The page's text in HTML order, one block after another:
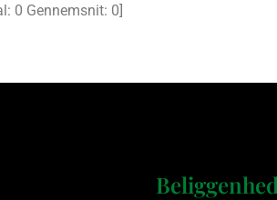
0 Gennemsnit: 0]
Beliggenhed